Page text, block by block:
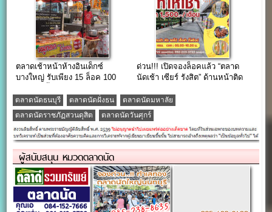
ตลาดเช้าหน้าห้างอินเด็กซ์
บางใหญ่ รับเพียง 15 ล็อค 100
ด่วน!!! เปิดจองล็อคแล้ว “ตลาด
นัดเช้า เซียร์ รังสิต” ด้านหน้าติด
ตลาดนัดธนบุรี ตลาดนัดฝั่งธน
ตลาดนัดมหาลัย
ตลาดนัดราชภัฏสวนดุสิต
ตลาดนัดวันศุกร์
ผู้สนับสนุน หมวดตลาดนัด